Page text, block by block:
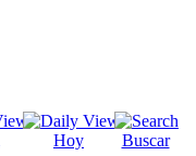
Hoy
Buscar